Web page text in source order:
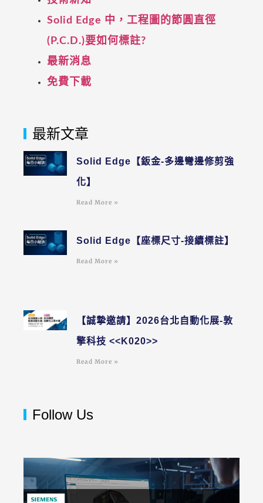
Solid Edge 中，工程圖的節圓直徑
(P.C.D.)要如何標註?
最新消息
免費下載
最新文章
Solid Edge【鈑金-多邊彎邊修剪強
化】
Read More »
Solid Edge【座標尺寸-接續標註】
Read More »
【誠摯邀請】2026台北自動化展-敦
擎科技 <<K020>>
Read More »
Follow Us